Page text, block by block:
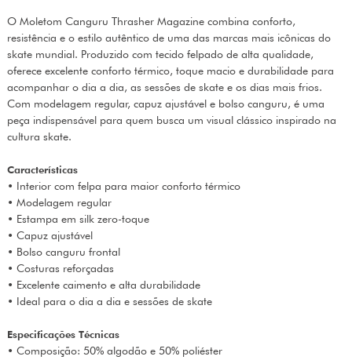
O Moletom Canguru Thrasher Magazine combina conforto,
resistência e o estilo autêntico de uma das marcas mais icônicas do
skate mundial. Produzido com tecido felpado de alta qualidade,
oferece excelente conforto térmico, toque macio e durabilidade para
acompanhar o dia a dia, as sessões de skate e os dias mais frios.
Com modelagem regular, capuz ajustável e bolso canguru, é uma
peça indispensável para quem busca um visual clássico inspirado na
cultura skate.
Características
• Interior com felpa para maior conforto térmico
• Modelagem regular
• Estampa em silk zero-toque
• Capuz ajustável
• Bolso canguru frontal
• Costuras reforçadas
• Excelente caimento e alta durabilidade
• Ideal para o dia a dia e sessões de skate
Especificações Técnicas
• Composição: 50% algodão e 50% poliéster